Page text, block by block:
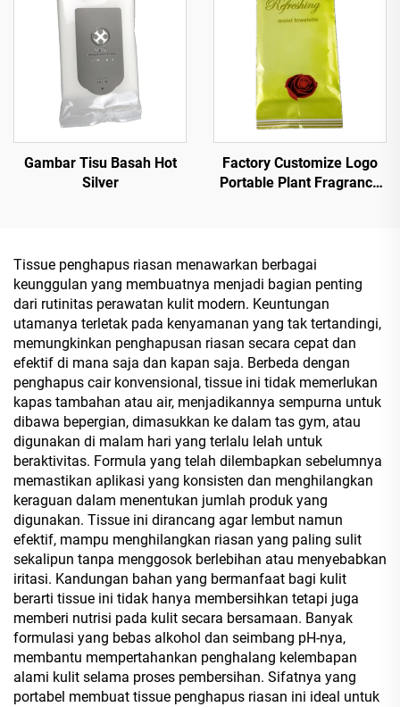
Gambar Tisu Basah Hot
Silver
Factory Customize Logo
Portable Plant Fragrance
Tissue penghapus riasan menawarkan berbagai
keunggulan yang membuatnya menjadi bagian penting
dari rutinitas perawatan kulit modern. Keuntungan
utamanya terletak pada kenyamanan yang tak tertandingi,
memungkinkan penghapusan riasan secara cepat dan
efektif di mana saja dan kapan saja. Berbeda dengan
penghapus cair konvensional, tissue ini tidak memerlukan
kapas tambahan atau air, menjadikannya sempurna untuk
dibawa bepergian, dimasukkan ke dalam tas gym, atau
digunakan di malam hari yang terlalu lelah untuk
beraktivitas. Formula yang telah dilembapkan sebelumnya
memastikan aplikasi yang konsisten dan menghilangkan
keraguan dalam menentukan jumlah produk yang
digunakan. Tissue ini dirancang agar lembut namun
efektif, mampu menghilangkan riasan yang paling sulit
sekalipun tanpa menggosok berlebihan atau menyebabkan
iritasi. Kandungan bahan yang bermanfaat bagi kulit
berarti tissue ini tidak hanya membersihkan tetapi juga
memberi nutrisi pada kulit secara bersamaan. Banyak
formulasi yang bebas alkohol dan seimbang pH-nya,
membantu mempertahankan penghalang kelembapan
alami kulit selama proses pembersihan. Sifatnya yang
portabel membuat tissue penghapus riasan ini ideal untuk